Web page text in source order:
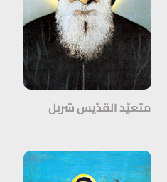
متعيّد القدّيس شربل